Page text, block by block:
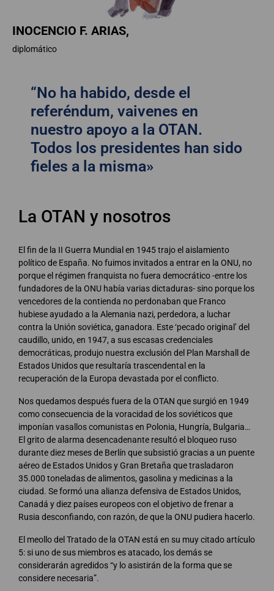
INOCENCIO F. ARIAS,
diplomático
“No ha habido, desde el
referéndum, vaivenes en
nuestro apoyo a la OTAN.
Todos los presidentes han sido
fieles a la misma»
La OTAN y nosotros
El fin de la II Guerra Mundial en 1945 trajo el aislamiento
político de España. No fuimos invitados a entrar en la ONU, no
porque el régimen franquista no fuera democrático -entre los
fundadores de la ONU había varias dictaduras- sino porque los
vencedores de la contienda no perdonaban que Franco
hubiese ayudado a la Alemania nazi, perdedora, a luchar
contra la Unión soviética, ganadora. Este ‘pecado original’ del
caudillo, unido, en 1947, a sus escasas credenciales
democráticas, produjo nuestra exclusión del Plan Marshall de
Estados Unidos que resultaría trascendental en la
recuperación de la Europa devastada por el conflicto.
Nos quedamos después fuera de la OTAN que surgió en 1949
como consecuencia de la voracidad de los soviéticos que
imponían vasallos comunistas en Polonia, Hungría, Bulgaria…
El grito de alarma desencadenante resultó el bloqueo ruso
durante diez meses de Berlín que subsistió gracias a un puente
aéreo de Estados Unidos y Gran Bretaña que trasladaron
35.000 toneladas de alimentos, gasolina y medicinas a la
ciudad. Se formó una alianza defensiva de Estados Unidos,
Canadá y diez países europeos con el objetivo de frenar a
Rusia desconfiando, con razón, de que la ONU pudiera hacerlo.
El meollo del Tratado de la OTAN está en su muy citado artículo
5: si uno de sus miembros es atacado, los demás se
considerarán agredidos “y lo asistirán de la forma que se
considere necesaria”.